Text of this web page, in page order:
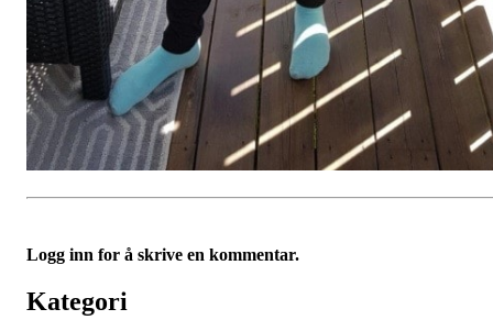
Logg inn for å skrive en kommentar.
Kategori